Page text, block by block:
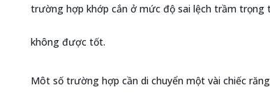
trường hợp khớp cắn ở mức độ sai lệch trầm trọng
không được tốt.
Môt số trường hợp cần di chuyển một vài chiếc